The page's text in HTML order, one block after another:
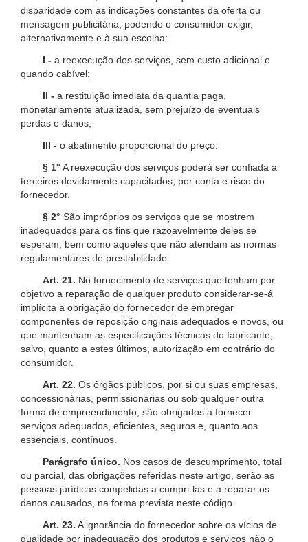
disparidade com as indicações constantes da oferta ou
mensagem publicitária, podendo o consumidor exigir,
alternativamente e à sua escolha:
I - a reexecução dos serviços, sem custo adicional e
quando cabível;
II - a restituição imediata da quantia paga,
monetariamente atualizada, sem prejuízo de eventuais
perdas e danos;
III - o abatimento proporcional do preço.
§ 1° A reexecução dos serviços poderá ser confiada a
terceiros devidamente capacitados, por conta e risco do
fornecedor.
§ 2° São impróprios os serviços que se mostrem
inadequados para os fins que razoavelmente deles se
esperam, bem como aqueles que não atendam as normas
regulamentares de prestabilidade.
Art. 21. No fornecimento de serviços que tenham por
objetivo a reparação de qualquer produto considerar-se-á
implícita a obrigação do fornecedor de empregar
componentes de reposição originais adequados e novos, ou
que mantenham as especificações técnicas do fabricante,
salvo, quanto a estes últimos, autorização em contrário do
consumidor.
Art. 22. Os órgãos públicos, por si ou suas empresas,
concessionárias, permissionárias ou sob qualquer outra
forma de empreendimento, são obrigados a fornecer
serviços adequados, eficientes, seguros e, quanto aos
essenciais, contínuos.
Parágrafo único. Nos casos de descumprimento, total
ou parcial, das obrigações referidas neste artigo, serão as
pessoas jurídicas compelidas a cumpri-las e a reparar os
danos causados, na forma prevista neste código.
Art. 23. A ignorância do fornecedor sobre os vícios de
qualidade por inadequação dos produtos e serviços não o